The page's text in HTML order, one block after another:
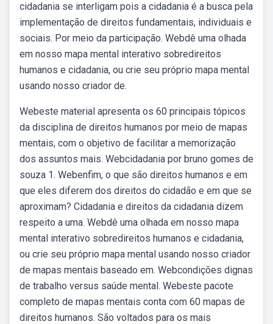
cidadania se interligam pois a cidadania é a busca pela
implementação de direitos fundamentais, individuais e
sociais. Por meio da participação. Webdê uma olhada
em nosso mapa mental interativo sobredireitos
humanos e cidadania, ou crie seu próprio mapa mental
usando nosso criador de.
Webeste material apresenta os 60 principais tópicos
da disciplina de direitos humanos por meio de mapas
mentais, com o objetivo de facilitar a memorização
dos assuntos mais. Webcidadania por bruno gomes de
souza 1. Webenfim, o que são direitos humanos e em
que eles diferem dos direitos do cidadão e em que se
aproximam? Cidadania e direitos da cidadania dizem
respeito a uma. Webdê uma olhada em nosso mapa
mental interativo sobredireitos humanos e cidadania,
ou crie seu próprio mapa mental usando nosso criador
de mapas mentais baseado em. Webcondições dignas
de trabalho versus saúde mental. Webeste pacote
completo de mapas mentais conta com 60 mapas de
direitos humanos. São voltados para os mais